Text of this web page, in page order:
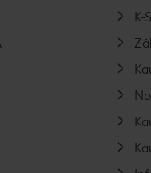
K-